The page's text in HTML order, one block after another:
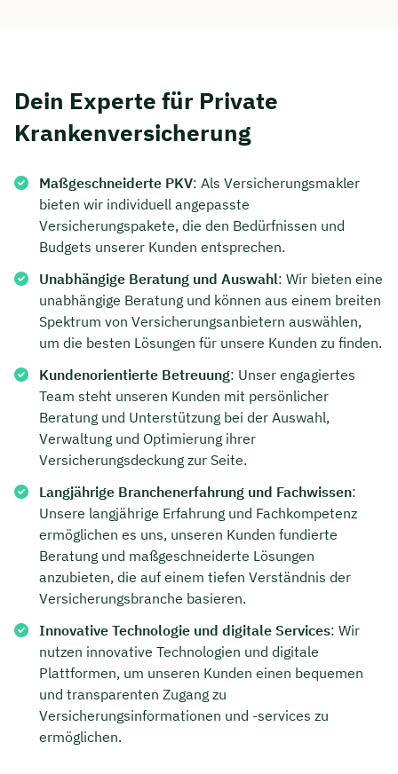
Dein Experte für Private
Krankenversicherung
Maßgeschneiderte PKV: Als Versicherungsmakler
bieten wir individuell angepasste
Versicherungspakete, die den Bedürfnissen und
Budgets unserer Kunden entsprechen.
Unabhängige Beratung und Auswahl: Wir bieten eine
unabhängige Beratung und können aus einem breiten
Spektrum von Versicherungsanbietern auswählen,
um die besten Lösungen für unsere Kunden zu finden.
Kundenorientierte Betreuung: Unser engagiertes
Team steht unseren Kunden mit persönlicher
Beratung und Unterstützung bei der Auswahl,
Verwaltung und Optimierung ihrer
Versicherungsdeckung zur Seite.
Langjährige Branchenerfahrung und Fachwissen:
Unsere langjährige Erfahrung und Fachkompetenz
ermöglichen es uns, unseren Kunden fundierte
Beratung und maßgeschneiderte Lösungen
anzubieten, die auf einem tiefen Verständnis der
Versicherungsbranche basieren.
Innovative Technologie und digitale Services: Wir
nutzen innovative Technologien und digitale
Plattformen, um unseren Kunden einen bequemen
und transparenten Zugang zu
Versicherungsinformationen und -services zu
ermöglichen.